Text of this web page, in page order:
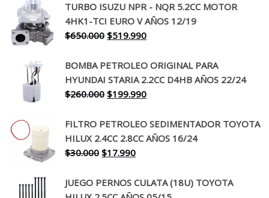
original
era:
$130.000.
actual
es:
$94.990.
TURBO ISUZU NPR - NQR 5.2CC MOTOR
4HK1-TCI EURO V AÑOS 12/19
$650.000 El
original
era:
$650.000.
$519.990El
actual
es:
$519.990.
BOMBA PETROLEO ORIGINAL PARA
HYUNDAI STARIA 2.2CC D4HB AÑOS 22/24
$260.000 El
original
era:
$260.000.
$199.990El
actual
es:
FILTRO PETROLEO SEDIMENTADOR TOYOTA
HILUX 2.4CC 2.8CC AÑOS 16/24
$30.000 El
original
era:
$17.990El
actual
es:
JUEGO PERNOS CULATA (18U) TOYOTA